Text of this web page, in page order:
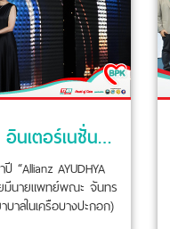
โรงพยาบาลบางปะกอก 9 อินเตอร์เนชั่นแนล คว้ารางวัลอันทรงเกียรติ “Best Utilization Management Award 2023”
“Allianz AYUDHYA
ยมีนายแพทย์พณะ จันทร
าลในเครือบางปะกอก)